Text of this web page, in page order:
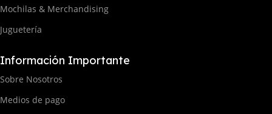
Mochilas & Merchandising
Juguetería
Información Importante
Sobre Nosotros
Medios de pago